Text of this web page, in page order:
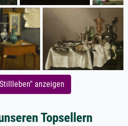
anzeigen
Topsellern